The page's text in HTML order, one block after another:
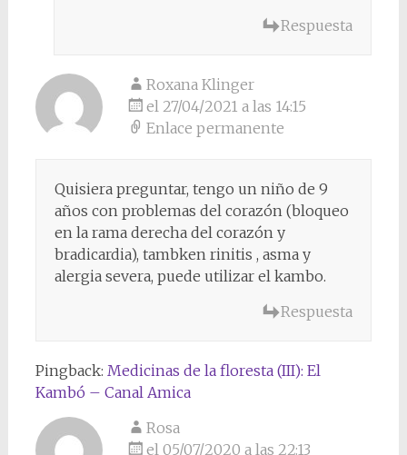
Respuesta
Roxana Klinger
el 27/04/2021 a las 14:15
Enlace permanente
Quisiera preguntar, tengo un niño de 9
años con problemas del corazón (bloqueo
en la rama derecha del corazón y
bradicardia), tambken rinitis , asma y
alergia severa, puede utilizar el kambo.
Respuesta
Pingback: Medicinas de la floresta (III): El
Kambó – Canal Amica
Rosa
el 05/07/2020 a las 22:13